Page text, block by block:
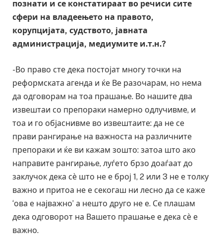
познати и се констатираат во речиси сите
сфери на владеењето на правото,
корупцијата, судството, јавната
администрација, медиумите и.т.н.?
-Во право сте дека постојат многу точки на
реформската агенда и ќе Ве разочарам, но нема
да одговорам на тоа прашање. Во нашите два
извештаи со препораки намерно одлучивме, и
тоа и го објаснивме во извештаите: да не се
прави рангирање на важноста на различните
препораки и ќе ви кажам зошто: затоа што ако
направите рангирање, луѓето брзо доаѓаат до
заклучок дека сѐ што не е број 1, 2 или 3 не е толку
важно и притоа не е секогаш ни лесно да се каже
‘ова е најважно’ а нешто друго не е. Се плашам
дека одговорот на Вашето прашање е дека сѐ е
важно.